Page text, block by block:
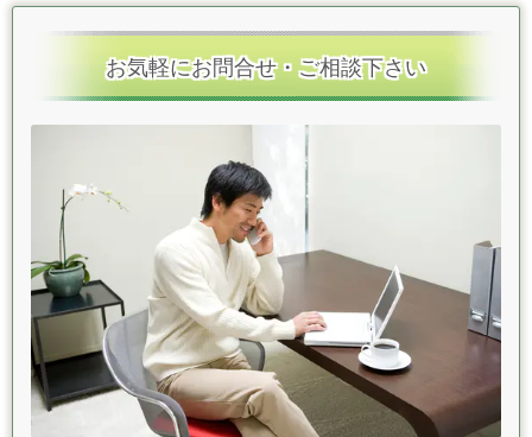
お気軽にお問合せ・ご相談下さい